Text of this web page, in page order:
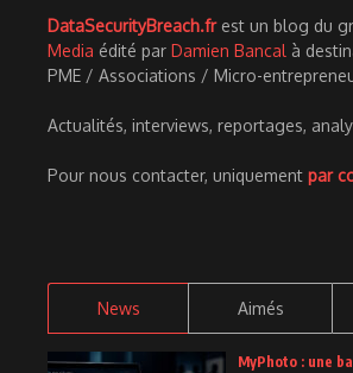
DataSecurityBreach.frest un blog du
Media édité par Damien Bancal à
PME / Associations / Micro-
Actualités, interviews, reportages,
Pour nous contacter, uniquement par
News Aimés
MyPhoto : une